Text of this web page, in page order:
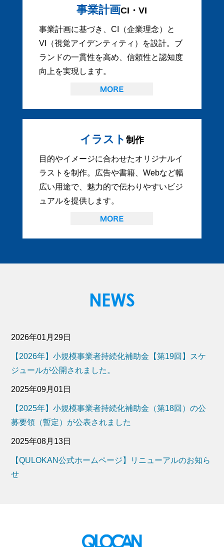
事業計画CI・VI
事業計画に基づき、CI（企業理念）と
VI（視覚アイデンティティ）を設計。ブ
ランドの一貫性を高め、信頼性と認知度
向上を実現します。
イラスト 制作
目的やイメージに合わせたオリジナルイ
ラストを制作。広告や書籍、Webなど幅
広い用途で、魅力的で伝わりやすいビジ
ュアルを提供します。
2026年01月29日
【2026年】小規模事業者持続化補助金【第19回】スケ
ジュールが公開されました。
2025年09月01日
【2025年】小規模事業者持続化補助金（第18回）の公
募要領（暫定）が公表されました
2025年08月13日
【QULOKAN公式ホームページ】リニューアルのお知ら
せ